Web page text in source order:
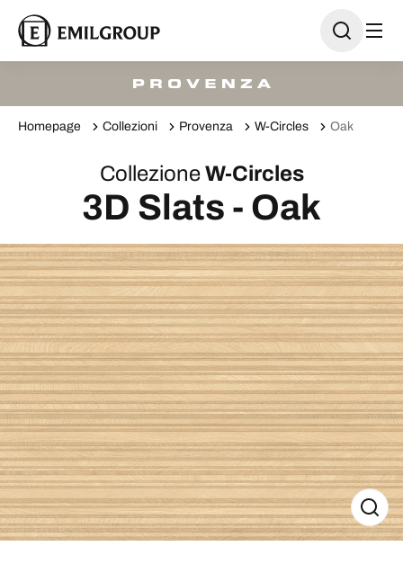
Homepage Collezioni Provenza W-Circles Oak
Collezione W-Circles
3D Slats - Oak